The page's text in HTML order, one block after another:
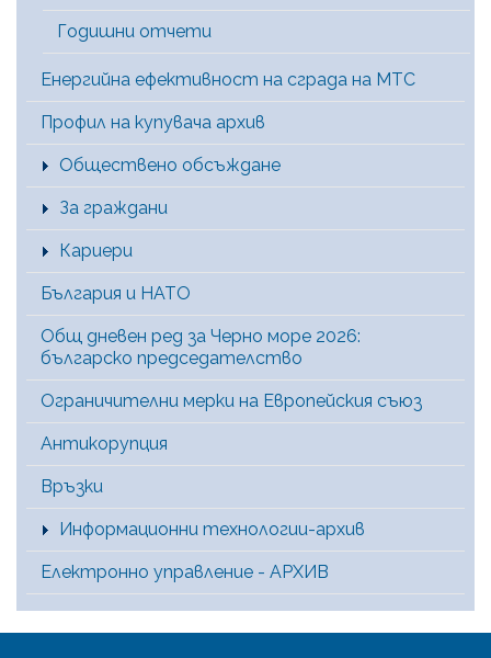
Годишни отчети
Енергийна ефективност на сграда на МТС
Профил на купувача архив
Обществено обсъждане
За граждани
Кариери
България и НАТО
Общ дневен ред за Черно море 2026:
българско председателство
Ограничителни мерки на Европейския съюз
Антикорупция
Връзки
Информационни технологии-архив
Електронно управление - АРХИВ